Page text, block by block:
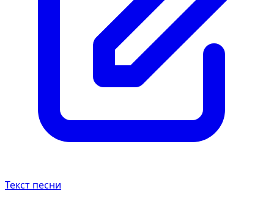
Текст песни